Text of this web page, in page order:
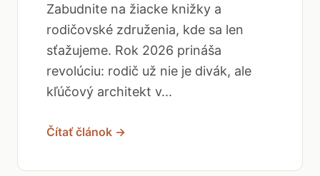
Zabudnite na žiacke knižky a
rodičovské združenia, kde sa len
sťažujeme. Rok 2026 prináša
revolúciu: rodič už nie je divák, ale
kľúčový architekt v...
Čítať článok →